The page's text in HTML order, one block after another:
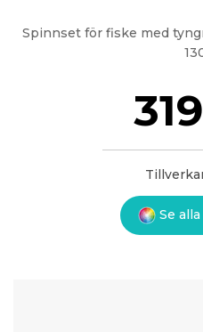
Spinnset för fiske med
Se